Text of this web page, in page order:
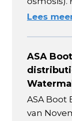
Lees
ASA
ASA Boot
van